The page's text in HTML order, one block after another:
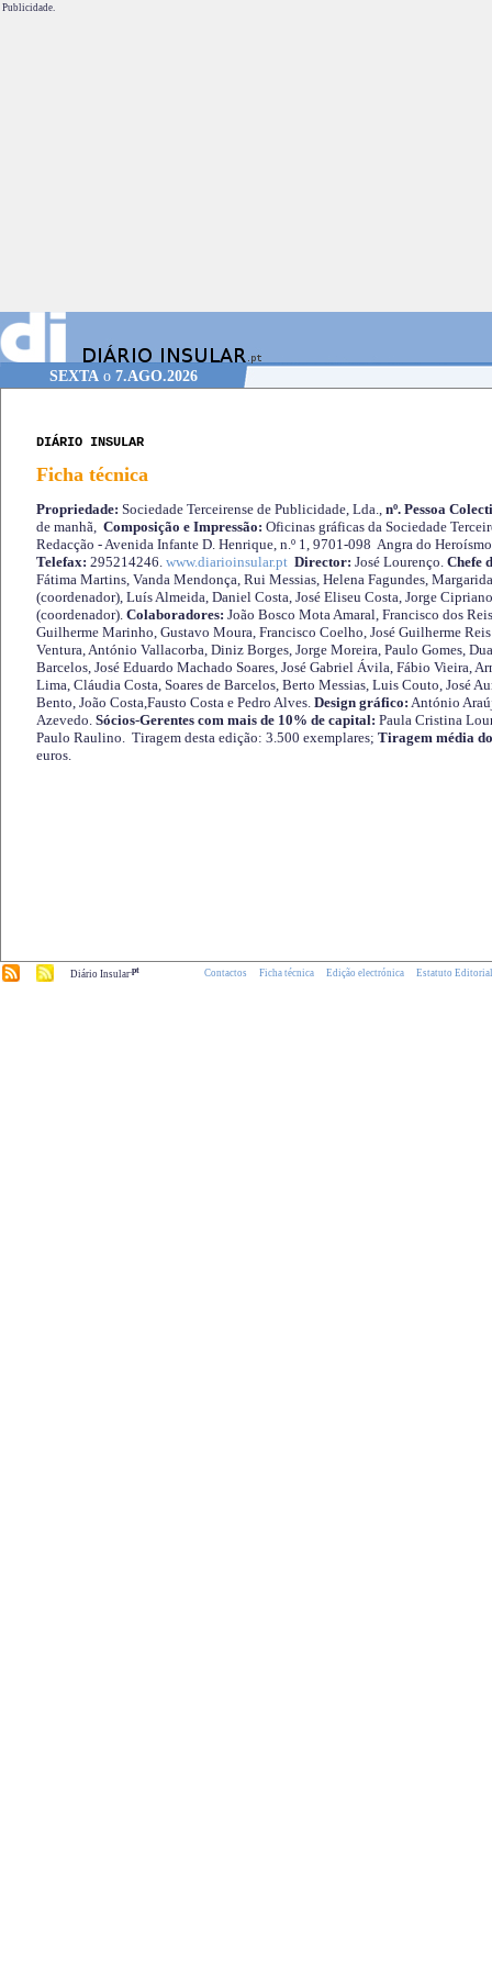
Publicidade.
SEXTA o 7.AGO.2026
DIÁRIO INSULAR
Ficha técnica
Propriedade: Sociedade Terceirense de Publicidade, Lda., nº. Pessoa
de manhã, Composição e Impressão: Oficinas gráficas da Sociedade
Redacção - Avenida Infante D. Henrique, n.º 1, 9701-098 Angra do
Telefax: 295214246. www.diarioinsular.pt Director: José Lourenço. Chefe
Fátima Martins, Vanda Mendonça, Rui Messias, Helena Fagundes,
(coordenador), Luís Almeida, Daniel Costa, José Eliseu Costa, Jorge
(coordenador). Colaboradores: João Bosco Mota Amaral, Francisco dos
Guilherme Marinho, Gustavo Moura, Francisco Coelho, José Guilherme
Ventura, António Vallacorba, Diniz Borges, Jorge Moreira, Paulo Gomes,
Barcelos, José Eduardo Machado Soares, José Gabriel Ávila, Fábio Vieira,
Lima, Cláudia Costa, Soares de Barcelos, Berto Messias, Luis Couto, José
Bento, João Costa,Fausto Costa e Pedro Alves. Design gráfico: António
Azevedo. Sócios-Gerentes com mais de 10% de capital: Paula Cristina
Paulo Raulino. Tiragem desta edição: 3.500 exemplares; Tiragem média
euros.
Diário Insular.pt Contactos Ficha técnica Edição electrónica Estatuto Editorial